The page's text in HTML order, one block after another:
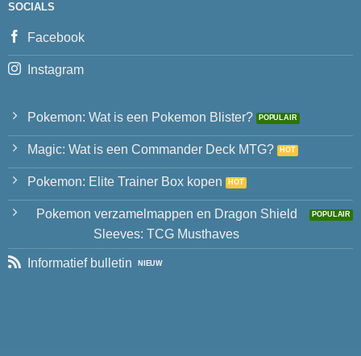
SOCIALS
Facebook
Instagram
Pokemon: Wat is een Pokemon Blister?
Magic: Wat is een Commander Deck MTG?
Pokemon: Elite Trainer Box kopen
Pokemon verzamelmappen en Dragon Shield
Sleeves: TCG Musthaves
Informatief bulletin